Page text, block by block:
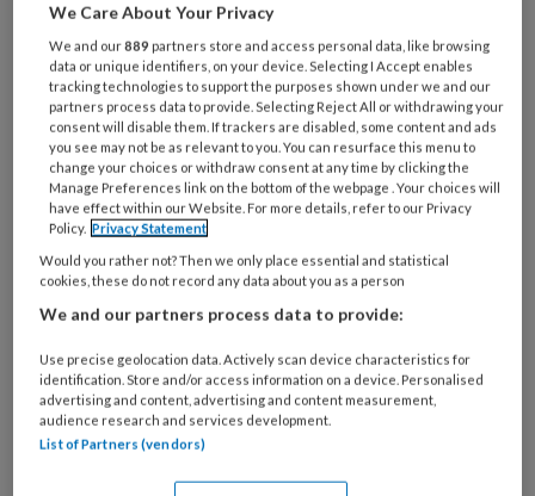
perifeer) of een gestoorde
bewegingsregulatie (cerebellair of
extrapiramidaal).
Voorts komt een aantal functionele, niet-
neurologisch bepaalde stoornissen voor, zoals
stotteren en lispelen. En er bestaan ook
psychogene spraakstoornissen, die meestal
acuut ontstaan na schrik of stress en die soms
opgevat moeten worden als een
conversieverschijnsel.
De voornaamste vormen van dysartrie
kenmerken
We Care About Your Privacy
We and our889 partners store and access personal data, like browsing
data or unique identifiers, on your device. Selecting I Accept enables
tracking technologies to support the purposes shown under we and our
partners process data to provide. Selecting Reject All or withdrawing your
consent will disable them. If trackers are disabled, some content and ads
you see may not be as relevant to you. You can resurface this menu to
change your choices or withdraw consent at any time by clicking the
Manage Preferences link on the bottom of the webpage . Your choices will
have effect within our Website. For more details, refer to our Privacy
Policy. Privacy Statement
Would you rather not? Then we only place essential and statistical
cookies, these do not record any data about you as a person
We and our partners process data to provide:
Use precise geolocation data. Actively scan device characteristics for
identification. Store and/or access information on a device. Personalised
advertising and content, advertising and content measurement,
audience research and services development.
List of Partners (vendors)